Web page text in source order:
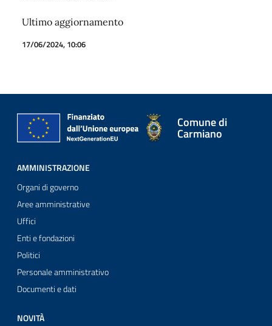
Ultimo aggiornamento
17/06/2024, 10:06
Comune di
Carmiano
AMMINISTRAZIONE
Organi di governo
Aree amministrative
Uffici
Enti e fondazioni
Politici
Personale amministrativo
Documenti e dati
NOVITÀ